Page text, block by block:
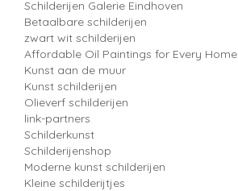
Schilderijen Galerie Eindhoven
Betaalbare schilderijen
zwart wit schilderijen
Affordable Oil Paintings for Every Home
Kunst aan de muur
Kunst schilderijen
Olieverf schilderijen
link-partners
Schilderkunst
Schilderijenshop
Moderne kunst schilderijen
Kleine schilderijtjes